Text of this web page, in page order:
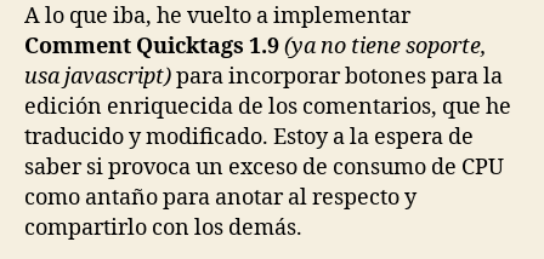
A lo que iba, he vuelto a implementar
Comment Quicktags 1.9(ya no tiene soporte,
usa javascript)para incorporar botones para la
edición enriquecida de los comentarios, que he
traducido y modificado. Estoy a la espera de
saber si provoca un exceso de consumo de CPU
como antaño para anotar al respecto y
compartirlo con los demás.